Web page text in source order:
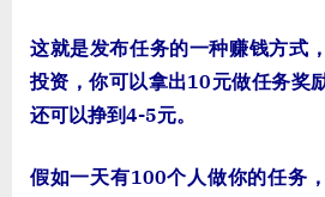
这就是发布任务的一种赚钱方式
投资，你可以拿出10元做任务奖
还可以挣到4-5元。
假如一天有100个人做你的任务